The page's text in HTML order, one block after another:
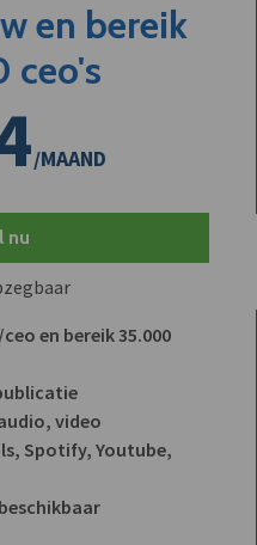
en bereik
/MAAND
nu
en bereik 35.000
video
Spotify, Youtube,